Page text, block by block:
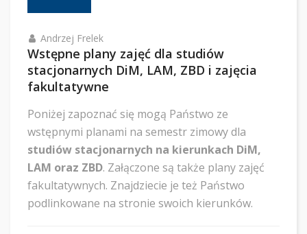
Andrzej Frelek
Wstępne plany zajęć dla studiów
stacjonarnych DiM, LAM, ZBD i zajęcia
fakultatywne
Poniżej zapoznać się mogą Państwo ze
wstępnymi planami na semestr zimowy dla
studiów stacjonarnych na kierunkach DiM,
LAM oraz ZBD. Załączone są także plany zajęć
fakultatywnych. Znajdziecie je też Państwo
podlinkowane na stronie swoich kierunków.